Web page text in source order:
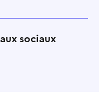
sociaux